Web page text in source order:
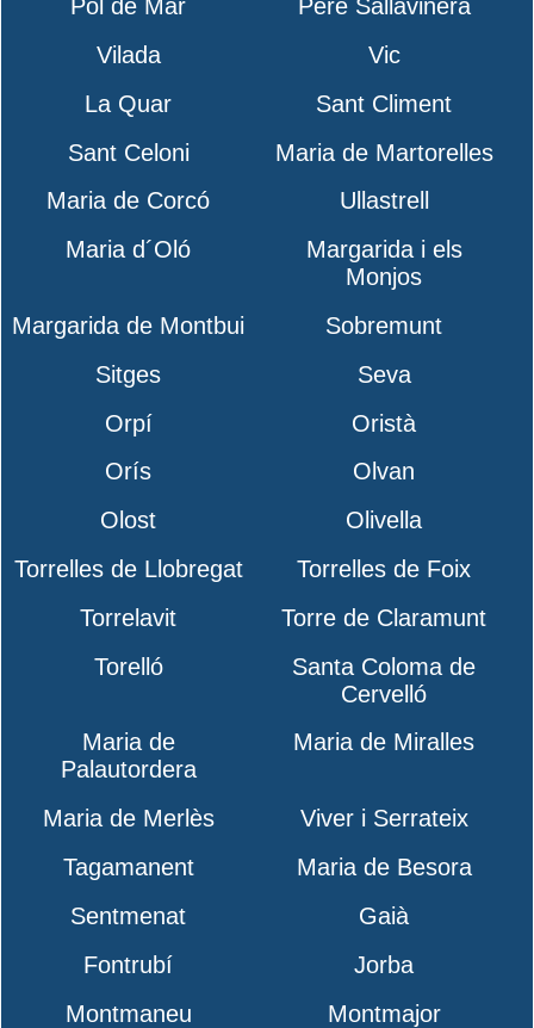
Pol de Mar
Pere Sallavinera
Vilada
Vic
La Quar
Sant Climent
Sant Celoni
Maria de Martorelles
Maria de Corcó
Ullastrell
Maria d´Oló
Margarida i els
Monjos
Margarida de Montbui
Sobremunt
Sitges
Seva
Orpí
Oristà
Orís
Olvan
Olost
Olivella
Torrelles de Llobregat
Torrelles de Foix
Torrelavit
Torre de Claramunt
Torelló
Santa Coloma de
Cervelló
Maria de
Palautordera
Maria de Miralles
Maria de Merlès
Viver i Serrateix
Tagamanent
Maria de Besora
Sentmenat
Gaià
Fontrubí
Jorba
Montmaneu
Montmajor